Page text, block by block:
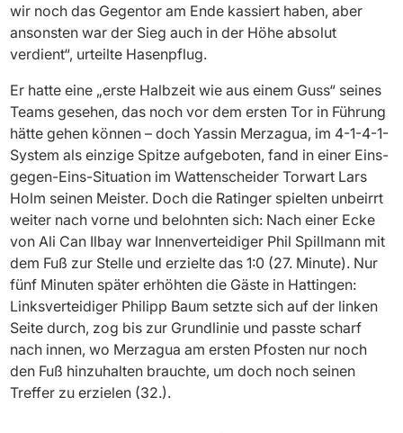
wir noch das Gegentor am Ende kassiert haben, aber
ansonsten war der Sieg auch in der Höhe absolut
verdient“, urteilte Hasenpflug.
Er hatte eine „erste Halbzeit wie aus einem Guss“ seines
Teams gesehen, das noch vor dem ersten Tor in Führung
hätte gehen können – doch Yassin Merzagua, im 4-1-4-1-
System als einzige Spitze aufgeboten, fand in einer Eins-
gegen-Eins-Situation im Wattenscheider Torwart Lars
Holm seinen Meister. Doch die Ratinger spielten unbeirrt
weiter nach vorne und belohnten sich: Nach einer Ecke
von Ali Can Ilbay war Innenverteidiger Phil Spillmann mit
dem Fuß zur Stelle und erzielte das 1:0 (27. Minute). Nur
fünf Minuten später erhöhten die Gäste in Hattingen:
Linksverteidiger Philipp Baum setzte sich auf der linken
Seite durch, zog bis zur Grundlinie und passte scharf
nach innen, wo Merzagua am ersten Pfosten nur noch
den Fuß hinzuhalten brauchte, um doch noch seinen
Treffer zu erzielen (32.).